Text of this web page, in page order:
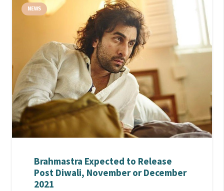
NEWS
Brahmastra Expected to Release
Post Diwali, November or December
2021